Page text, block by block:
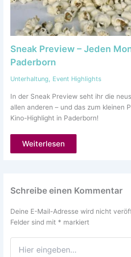
Sneak Preview – Jeden
Paderborn
Unterhaltung, Event Highlights
In der Sneak Preview seht ihr die
allen anderen – und das zum kleinen
Kino-Highlight in Paderborn!
Weiterlesen
Schreibe einen Kommentar
Deine E-Mail-Adresse wird nicht
Felder sind mit * markiert
eingeben…